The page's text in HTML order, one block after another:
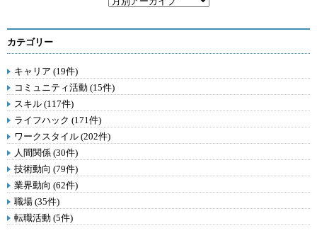
カテゴリー
キャリア (19件)
コミュニティ活動 (15件)
スキル (117件)
ライフハック (171件)
ワークスタイル (202件)
人間関係 (30件)
技術動向 (79件)
業界動向 (62件)
職場 (35件)
転職活動 (5件)